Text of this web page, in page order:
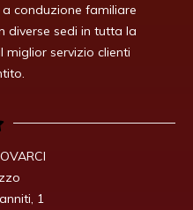
conduzione familiare
diverse sedi in tutta la
miglior servizio clienti
1